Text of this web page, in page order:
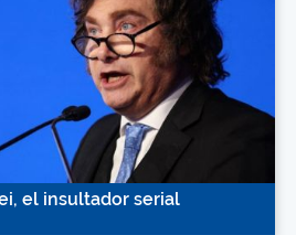
el insultador serial